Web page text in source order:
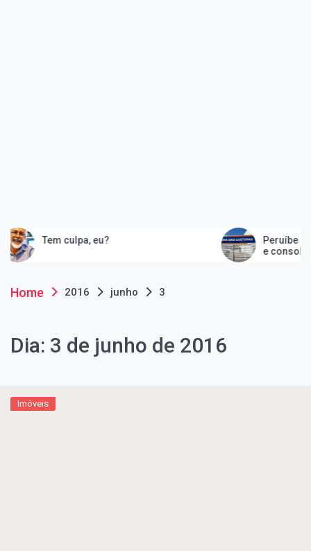
Tem culpa, eu?
Peruíbe
e consolida
Home 2016 junho 3
Dia: 3 de junho de 2016
Imóveis